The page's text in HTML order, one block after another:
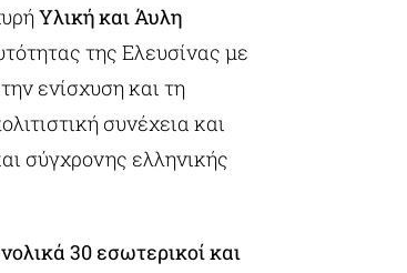
Υλική και Άυλη
της Ελευσίνας με
ενίσχυση και τη
συνέχεια και
σύγχρονης ελληνικής
30 εσωτερικοί και